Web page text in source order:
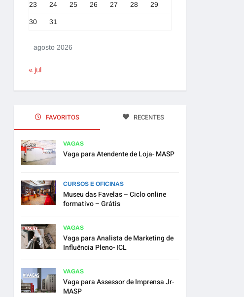
agosto 2026
23 24 25 26 27 28 29
30 31
« jul
FAVORITOS RECENTES
VAGAS
Vaga para Atendente de Loja- MASP
CURSOS E OFICINAS
Museu das Favelas – Ciclo online
formativo – Grátis
VAGAS
Vaga para Analista de Marketing de
Influência Pleno- ICL
VAGAS
Vaga para Assessor de Imprensa Jr-
MASP